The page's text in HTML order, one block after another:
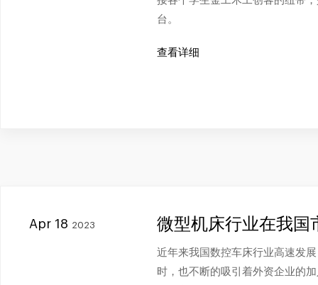
台。
查看详细
Apr 18 2023 微型机床行业在我国
近年来我国数控车床行业高速发
时，也不断的吸引着外资企业的